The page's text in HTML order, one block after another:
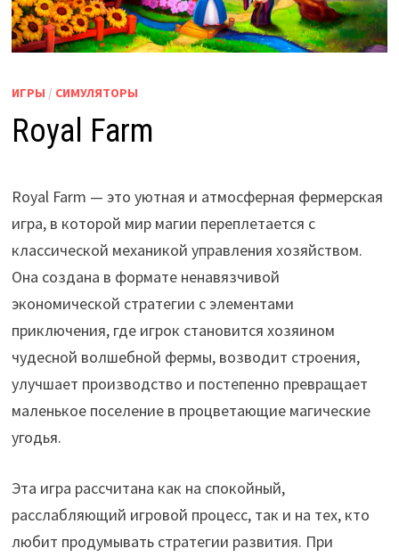
ИГРЫ / СИМУЛЯТОРЫ
Royal Farm
Royal Farm — это уютная и атмосферная фермерская
игра, в которой мир магии переплетается с
классической механикой управления хозяйством.
Она создана в формате ненавязчивой
экономической стратегии с элементами
приключения, где игрок становится хозяином
чудесной волшебной фермы, возводит строения,
улучшает производство и постепенно превращает
маленькое поселение в процветающие магические
угодья.
Эта игра рассчитана как на спокойный,
расслабляющий игровой процесс, так и на тех, кто
любит продумывать стратегии развития. При